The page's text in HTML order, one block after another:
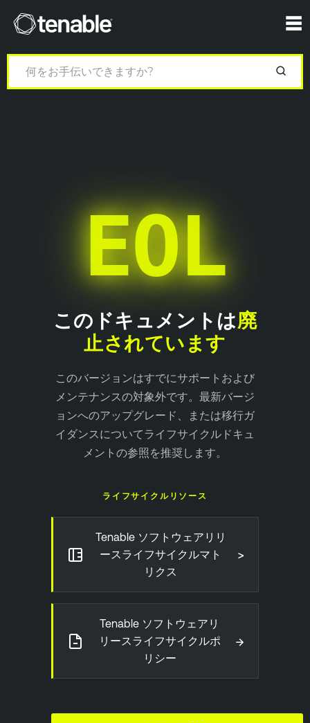
Tenable ☰
EOL
このドキュメントは廃
止されています
このバージョンはすでにサポートおよび
メンテナンスの対象外です。最新バージ
ョンへのアップグレード、または移行ガ
イダンスについてライフサイクルドキュ
メントの参照を推奨します。
ライフサイクルリソース
Tenable ソフトウェアリリ
ースライフサイクルマト
リクス
>
Tenable ソフトウェアリ
リースライフサイクルポ
リシー
→